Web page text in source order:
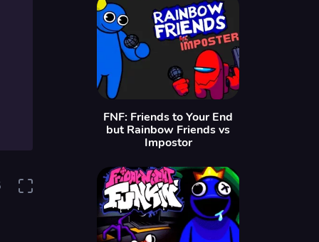
FNF: Friends to Your End
but Rainbow Friends vs
Impostor